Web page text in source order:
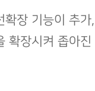
장 기능이 추
확장시켜 좁아